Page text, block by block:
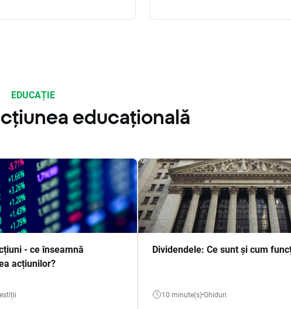
EDUCAȚIE
educațională
- ce înseamnă
acțiunilor?
Dividendele: Ce sunt și cum
10 minute(s) Ghiduri